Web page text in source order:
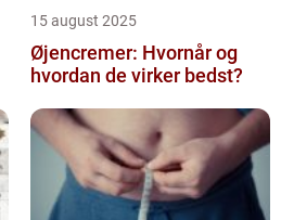
15 august 2025
Øjencremer: Hvornår og
hvordan de virker bedst?